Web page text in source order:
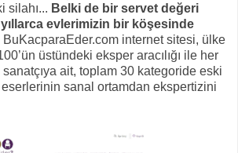
silahı... Belki de bir servet değeri
evlerimizin bir köşesinde
BuKacparaEder.com internet sitesi, ülke
üstündeki eksper aracılığı ile her
ait, toplam 30 kategoride eski
sanal ortamdan ekspertizini